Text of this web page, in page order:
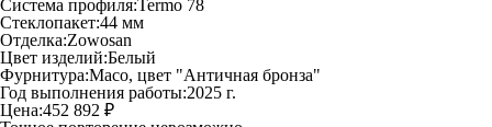
Система профиля:Termo 78
Стеклопакет:44 мм
Отделка:Zowosan
Цвет изделий:Белый
Фурнитура:Maco, цвет "Античная бронза"
Год выполнения работы:2025 г.
Цена:452 892 ₽